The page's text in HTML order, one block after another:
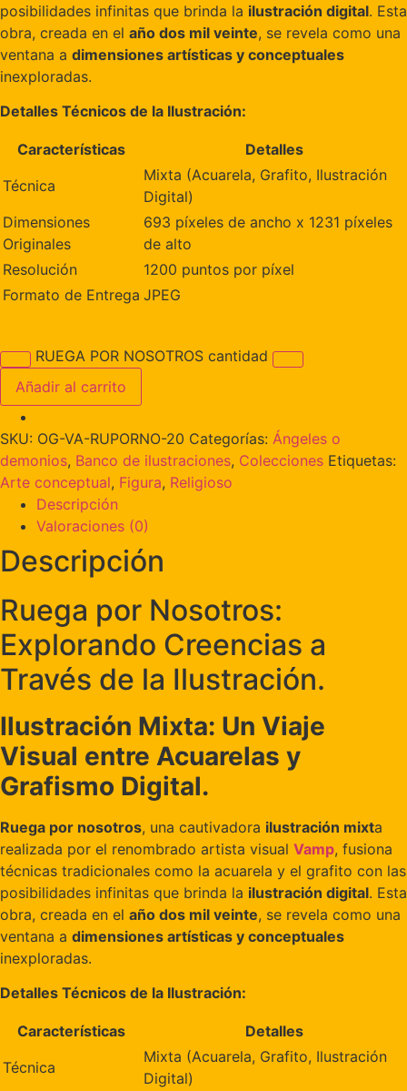
posibilidades infinitas que brinda la ilustración digital. Esta
obra, creada en el año dos mil veinte, se revela como una
ventana a dimensiones artísticas y conceptuales
inexploradas.
Detalles Técnicos de la Ilustración:
Características
Detalles
Técnica
Mixta (Acuarela, Grafito, Ilustración
Digital)
Dimensiones
Originales
693 píxeles de ancho x 1231 píxeles
de alto
Resolución
1200 puntos por píxel
Formato de Entrega JPEG
RUEGA POR NOSOTROS cantidad
Añadir al carrito
SKU: OG-VA-RUPORNO-20 Categorías: Ángeles o
demonios, Banco de ilustraciones, Colecciones Etiquetas:
Arte conceptual, Figura, Religioso
Descripción
Valoraciones (0)
Descripción
Ruega por Nosotros:
Explorando Creencias a
Través de la Ilustración.
Ilustración Mixta: Un Viaje
Visual entre Acuarelas y
Grafismo Digital.
Ruega por nosotros, una cautivadora ilustración mixta
realizada por el renombrado artista visual Vamp, fusiona
técnicas tradicionales como la acuarela y el grafito con las
posibilidades infinitas que brinda la ilustración digital. Esta
obra, creada en el año dos mil veinte, se revela como una
ventana a dimensiones artísticas y conceptuales
inexploradas.
Detalles Técnicos de la Ilustración:
Características
Detalles
Técnica
Mixta (Acuarela, Grafito, Ilustración
Digital)